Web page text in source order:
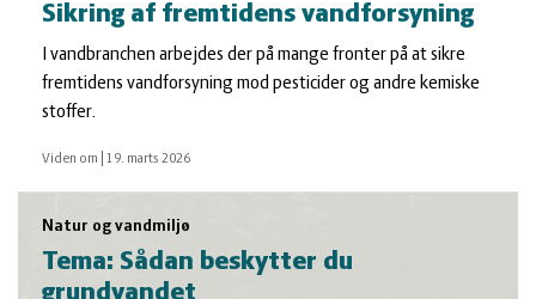
Sikring af fremtidens vandforsyning
I vandbranchen arbejdes der på mange fronter på at sikre
fremtidens vandforsyning mod pesticider og andre kemiske
stoffer.
Viden om 19. marts 2026
Natur og vandmiljø
Tema: Sådan beskytter du